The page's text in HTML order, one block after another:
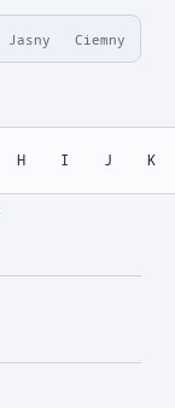
Jasny Ciemny
H I J K